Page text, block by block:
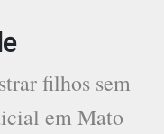
filhos sem
em Mato